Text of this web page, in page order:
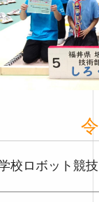
校ロボット競